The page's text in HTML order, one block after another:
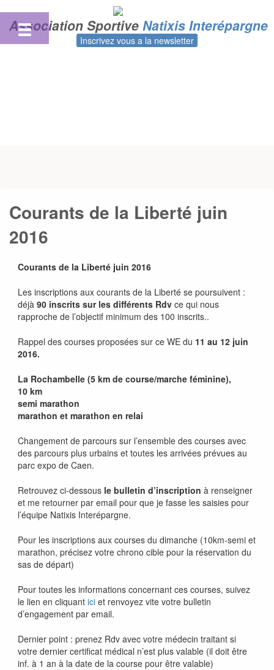
content
Association Sportive Natixis Interépargne
Inscrivez vous a la newsletter
Courants de la Liberté juin
2016
Courants de la Liberté juin 2016
Les inscriptions aux courants de la Liberté se poursuivent :
déjà 90 inscrits sur les différents Rdv ce qui nous
rapproche de l’objectif minimum des 100 inscrits..
Rappel des courses proposées sur ce WE du 11 au 12 juin
2016.
La Rochambelle (5 km de course/marche féminine),
10 km
semi marathon
marathon et marathon en relai
Changement de parcours sur l’ensemble des courses avec
des parcours plus urbains et toutes les arrivées prévues au
parc expo de Caen.
Retrouvez ci-dessous le bulletin d’inscription à renseigner
et me retourner par email pour que je fasse les saisies pour
l’équipe Natixis Interépargne.
Pour les inscriptions aux courses du dimanche (10km-semi et
marathon, précisez votre chrono cible pour la réservation du
sas de départ)
Pour toutes les informations concernant ces courses, suivez
le lien en cliquant ici et renvoyez vite votre bulletin
d’engagement par email.
Dernier point : prenez Rdv avec votre médecin traitant si
votre dernier certificat médical n’est plus valable (il doit être
inf. à 1 an à la date de la course pour être valable)